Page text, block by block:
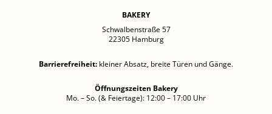
BAKERY
Schwalbenstraße 57
22305 Hamburg
Barrierefreiheit: kleiner Absatz, breite Türen und Gänge.
Öffnungszeiten Bakery
Mo. – So. (& Feiertage): 12:00 – 17:00 Uhr